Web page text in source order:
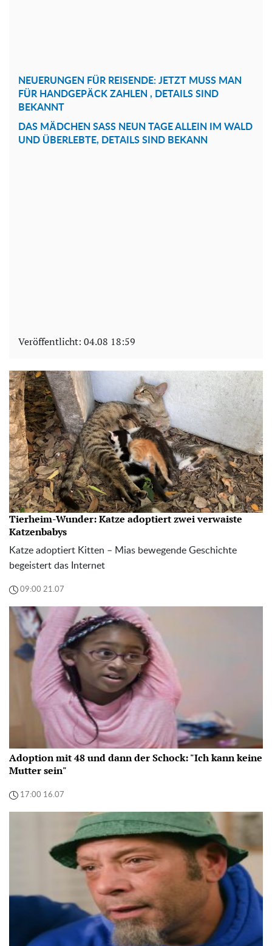
NEUERUNGEN FÜR REISENDE: JETZT MUSS MAN
FÜR HANDGEPÄCK ZAHLEN , DETAILS SIND
BEKANNT
DAS MÄDCHEN SASS NEUN TAGE ALLEIN IM WALD
UND ÜBERLEBTE, DETAILS SIND BEKANN
Veröffentlicht: 04.08 18:59
Tierheim-Wunder: Katze adoptiert zwei verwaiste
Katzenbabys
Katze adoptiert Kitten – Mias bewegende Geschichte
begeistert das Internet
09:00 21.07
Adoption mit 48 und dann der Schock: "Ich kann keine
Mutter sein"
17:00 16.07